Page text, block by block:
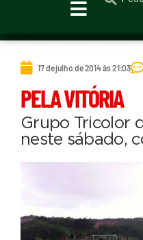
17 de julho de 2014 às 21:03
PELA VITÓRIA
Grupo Tricolor
neste sábado,